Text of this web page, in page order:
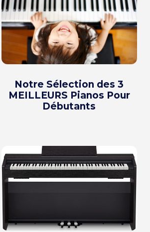
Notre Sélection des 3
MEILLEURS Pianos Pour
Débutants